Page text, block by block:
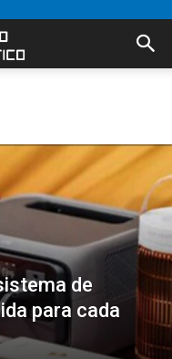
de
para cada